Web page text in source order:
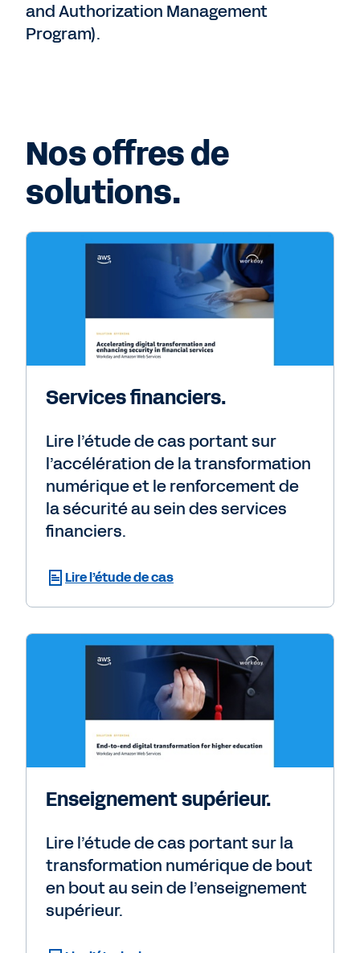
and Authorization Management
Program).
Nos offres de
solutions.
Services financiers.
Lire l’étude de cas portant sur
l’accélération de la transformation
numérique et le renforcement de
la sécurité au sein des services
financiers.
Lire l’étude de cas
Enseignement supérieur.
Lire l’étude de cas portant sur la
transformation numérique de bout
en bout au sein de l’enseignement
supérieur.